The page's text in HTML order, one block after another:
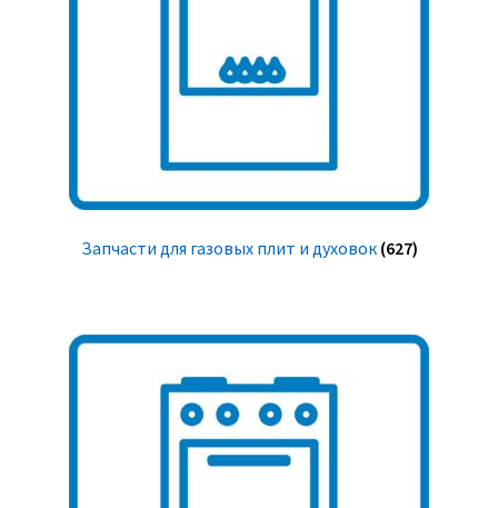
Запчасти для газовых плит и духовок (627)